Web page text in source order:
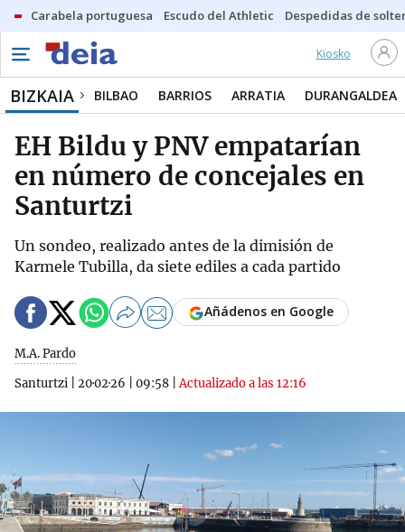
Carabela portuguesa Escudo del Athletic Despedidas de
Kiosko
BIZKAIA BILBAO BARRIOS ARRATIA DURANGALDEA
EH Bildu y PNV empatarían
en número de concejales en
Santurtzi
Un sondeo, realizado antes de la dimisión de
Karmele Tubilla, da siete ediles a cada partido
M.A. Pardo
Santurtzi
20·02·26 09:58 |Actualizado a las 12:16
Añádenos en Google